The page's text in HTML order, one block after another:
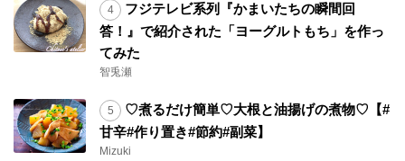
フジテレビ系列『かまいたちの瞬間回
答！』で紹介された「ヨーグルトもち」を作っ
てみた
智兎瀬
♡煮るだけ簡単♡大根と油揚げの煮物♡【#
甘辛#作り置き#節約#副菜】
Mizuki